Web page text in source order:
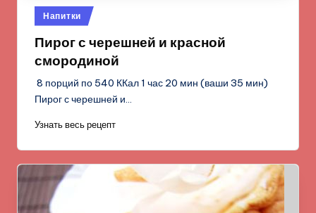
Опубликовано
в
Напитки
Пирог с черешней и красной
смородиной
8 порций по 540 ККал 1 час 20 мин (ваши 35 мин)
Пирог с черешней и…
Узнать весь рецепт